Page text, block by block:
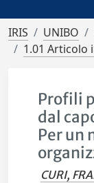
IRIS UNIBO
1.01 Articolo
Profili
dal
Per un
CURI,